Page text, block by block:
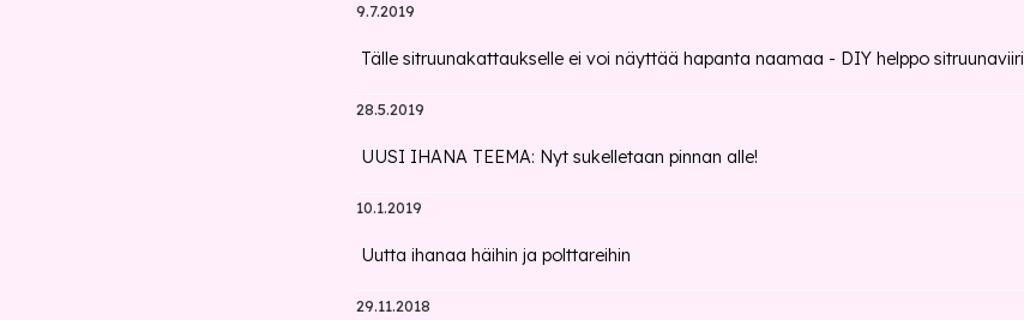
9.7.2019
Tälle sitruunakattaukselle ei voi näyttää hapanta naamaa - DIY helppo sitruunaviiri
28.5.2019
UUSI IHANA TEEMA: Nyt sukelletaan pinnan alle!
10.1.2019
Uutta ihanaa häihin ja polttareihin
29.11.2018